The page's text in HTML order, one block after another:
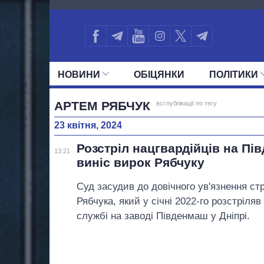
4058
НОВИНИ ОБIЦЯНКИ ПОЛIТИКИ
УСІ ПОЛІТИКИ ПРЕЗИДЕНТ І ОФІС
АРТЕМ РЯБЧУК всі публікації по тегу
23 квітня, 2024
13:21
Розстріл нацгвардійців на
виніс вирок Рябчуку
Суд засудив до довічного ув'язнення
Рябчука, який у січні 2022-го
службі на заводі Південмаш у Дніпрі.